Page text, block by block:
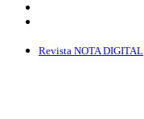
Revista NOTA DIGITAL